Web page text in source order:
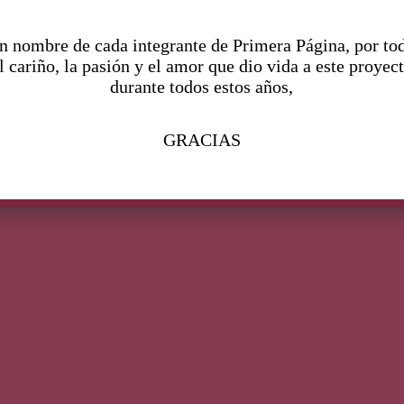
nombre de cada integrante de Primera Página, por
cariño, la pasión y el amor que dio vida a este
durante todos estos años,
GRACIAS